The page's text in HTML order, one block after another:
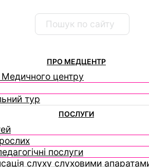
Пошук …
ПРО МЕДЦЕНТР
Медичного центру
тур
ПОСЛУГИ
послуги
слуху слуховими